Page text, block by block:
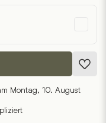
Montag, 10. August